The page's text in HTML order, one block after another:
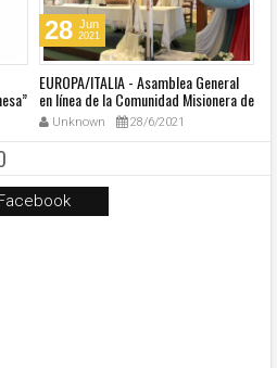
28 Jun
2021
EUROPA/ITALIA - Asamblea General
en línea de la Comunidad Misionera de
Villaregia
Unknown 28/6/2021